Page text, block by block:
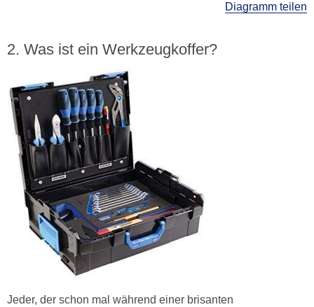
Diagramm teilen
Was ist ein Werkzeugkoffer?
Jeder, der schon mal während einer brisanten